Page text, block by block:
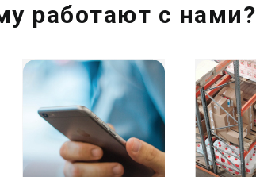
работают с нами?